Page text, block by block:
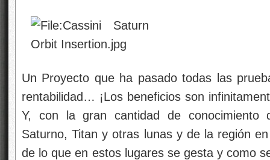
Un Proyecto que ha pasado todas las
rentabilidad… ¡Los beneficios son
Y, con la gran cantidad de conocimiento
Saturno, Titan y otras lunas y de la región
de lo que en estos lugares se gesta y como